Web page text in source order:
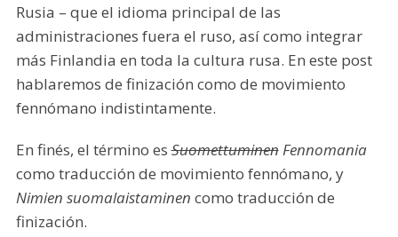
Rusia – que el idioma principal de las
administraciones fuera el ruso, así como integrar
más Finlandia en toda la cultura rusa. En este post
hablaremos de finización como de movimiento
fennómano indistintamente.
En finés, el término esSuomettuminenFennomania
como traducción de movimiento fennómano, y
Nimien suomalaistaminen como traducción de
finización.